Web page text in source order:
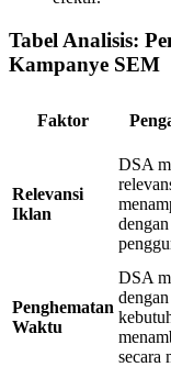
Tabel Analisis:
Kampanye SEM
Faktor
Relevansi
Iklan
DSA
Penghematan
Waktu
DSA
secara